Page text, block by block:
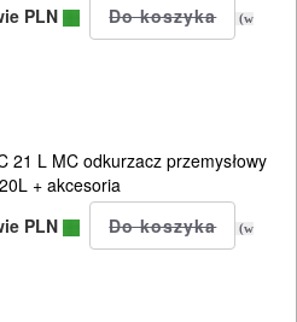
PLN (w
21 L MC odkurzacz przemysłowy
+ akcesoria
PLN
(w